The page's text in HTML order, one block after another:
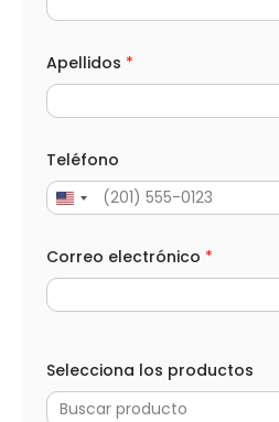
r
o
S
e
l
c
i
o
a
Apellidos *
Teléfono
Correo electrónico *
Selecciona los productos
Buscar producto